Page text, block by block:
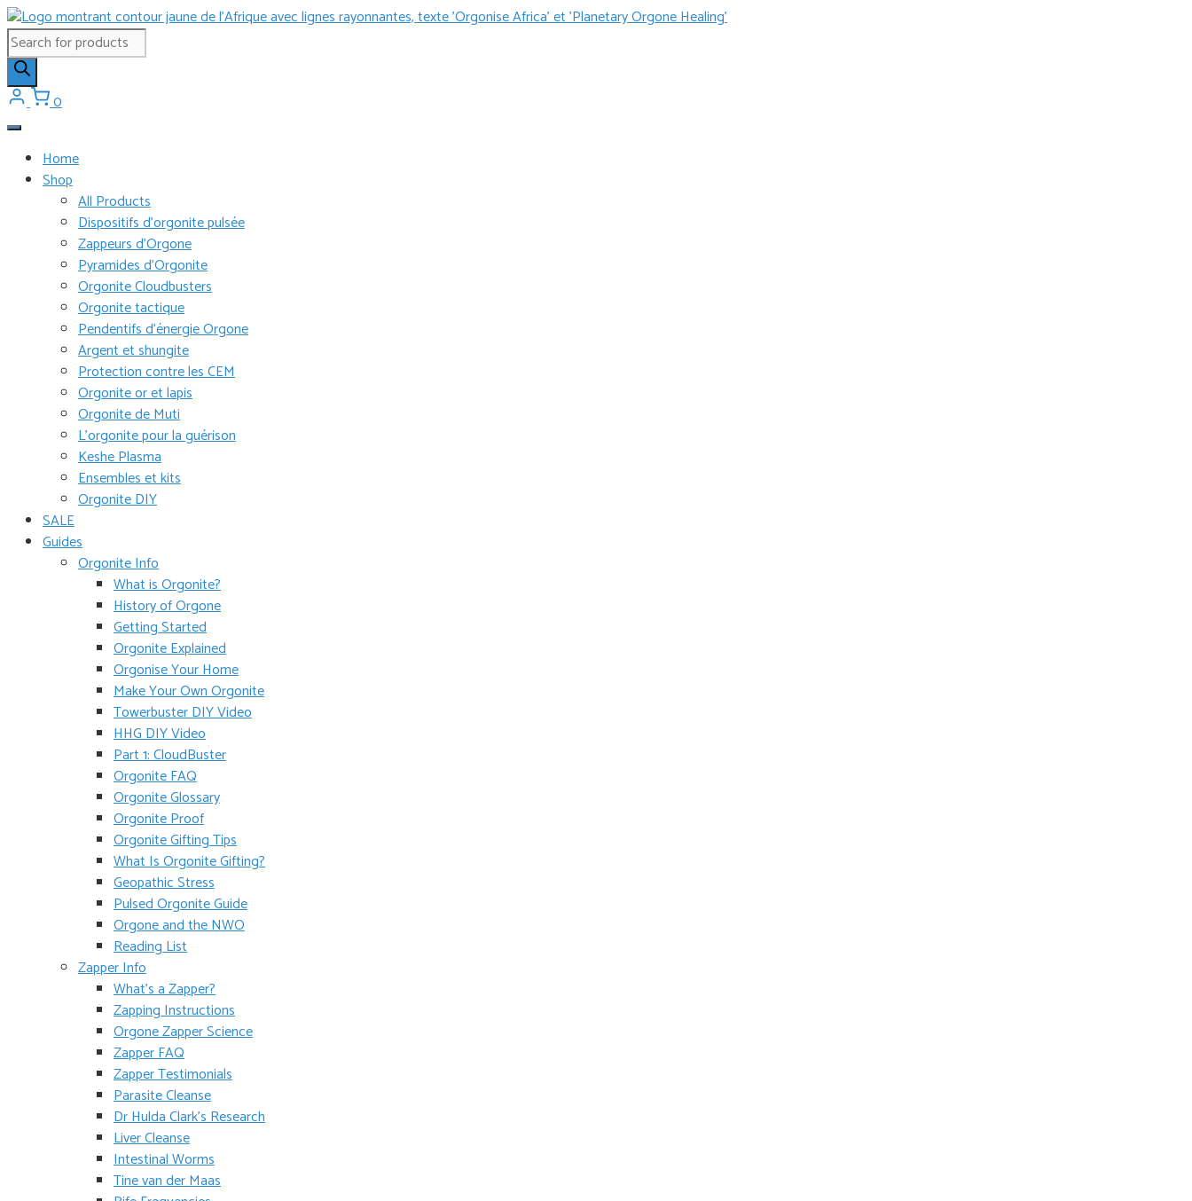
Aller
au
contenu
Recherche
de
produits
0
Home
Shop
All Products
Dispositifs d’orgonite pulsée
Zappeurs d’Orgone
Pyramides d’Orgonite
Orgonite Cloudbusters
Orgonite tactique
Pendentifs d’énergie Orgone
Argent et shungite
Protection contre les CEM
Orgonite or et lapis
Orgonite de Muti
L’orgonite pour la guérison
Keshe Plasma
Ensembles et kits
Orgonite DIY
SALE
Guides
Orgonite Info
What is Orgonite?
History of Orgone
Getting Started
Orgonite Explained
Orgonise Your Home
Make Your Own Orgonite
Towerbuster DIY Video
HHG DIY Video
Part 1: CloudBuster
Orgonite FAQ
Orgonite Glossary
Orgonite Proof
Orgonite Gifting Tips
What Is Orgonite Gifting?
Geopathic Stress
Pulsed Orgonite Guide
Orgone and the NWO
Reading List
Zapper Info
What’s a Zapper?
Zapping Instructions
Orgone Zapper Science
Zapper FAQ
Zapper Testimonials
Parasite Cleanse
Dr Hulda Clark’s Research
Liver Cleanse
Intestinal Worms
Tine van der Maas